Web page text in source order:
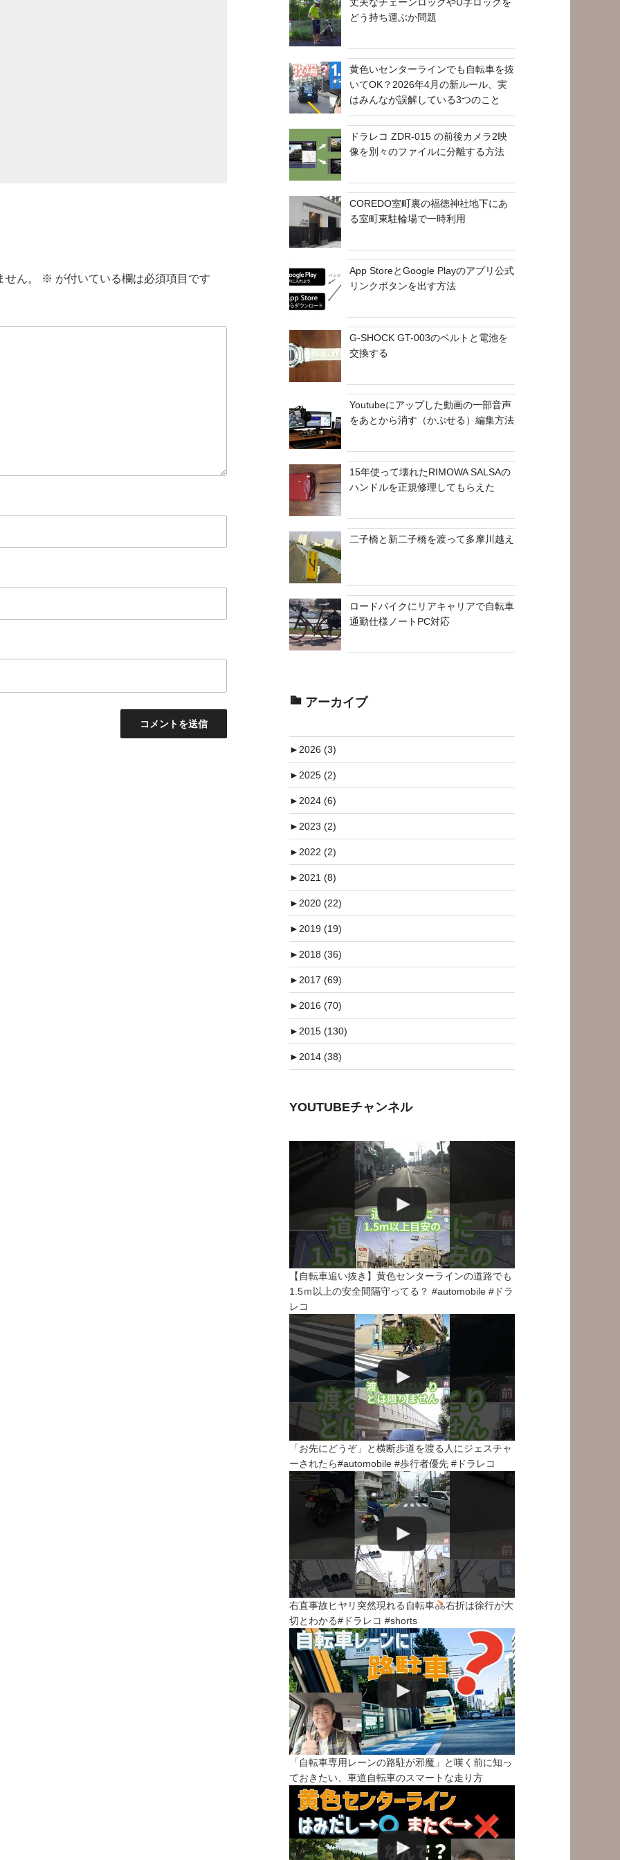
ん。 ※ が付いている欄は必須項目です
どう持ち運ぶか問題
黄色いセンターラインでも自転車を抜
いてOK？2026年4月の新ルール、実
はみんなが誤解している3つのこと
ドラレコ ZDR-015 の前後カメラ2映
像を別々のファイルに分離する方法
COREDO室町裏の福徳神社地下にあ
る室町東駐輪場で一時利用
App StoreとGoogle Playのアプリ公式
リンクボタンを出す方法
G-SHOCK GT-003のベルトと電池を
交換する
Youtubeにアップした動画の一部音声
をあとから消す（かぶせる）編集方法
15年使って壊れたRIMOWA SALSAの
ハンドルを正規修理してもらえた
二子橋と新二子橋を渡って多摩川越え
ロードバイクにリアキャリアで自転車
通勤仕様ノートPC対応
アーカイブ
►2026 (3)
►2025 (2)
►2024 (6)
►2023 (2)
►2022 (2)
►2021 (8)
►2020 (22)
►2019 (19)
►2018 (36)
►2017 (69)
►2016 (70)
►2015 (130)
►2014 (38)
YOUTUBEチャンネル
【自転車追い抜き】黄色センターラインの道路でも
1.5ｍ以上の安全間隔守ってる？ #automobile #ドラ
レコ
「お先にどうぞ」と横断歩道を渡る人にジェスチャ
ーされたら#automobile #歩行者優先 #ドラレコ
右直事故ヒヤリ突然現れる自転車
右折は徐行が大
切とわかる#ドラレコ #shorts
「自転車専用レーンの路駐が邪魔」と嘆く前に知っ
ておきたい、車道自転車のスマートな走り方